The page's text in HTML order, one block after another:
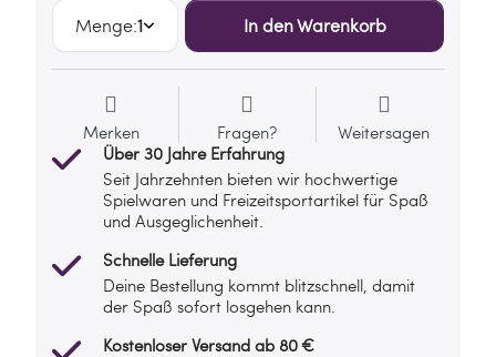
Menge:1 In den Warenkorb
Merken Fragen?
Weitersagen
Über 30 Jahre Erfahrung
Seit Jahrzehnten bieten wir hochwertige
Spielwaren und Freizeitsportartikel für Spaß
und Ausgeglichenheit.
Schnelle Lieferung
Deine Bestellung kommt blitzschnell, damit
der Spaß sofort losgehen kann.
Kostenloser Versand ab 80 €